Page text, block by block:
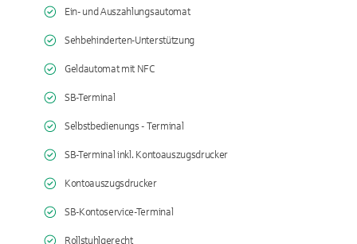
Ein- und Auszahlungsautomat
Sehbehinderten-Unterstützung
Geldautomat mit NFC
SB-Terminal
Selbstbedienungs - Terminal
SB-Terminal inkl. Kontoauszugsdrucker
Kontoauszugsdrucker
SB-Kontoservice-Terminal
Rollstuhlgerecht